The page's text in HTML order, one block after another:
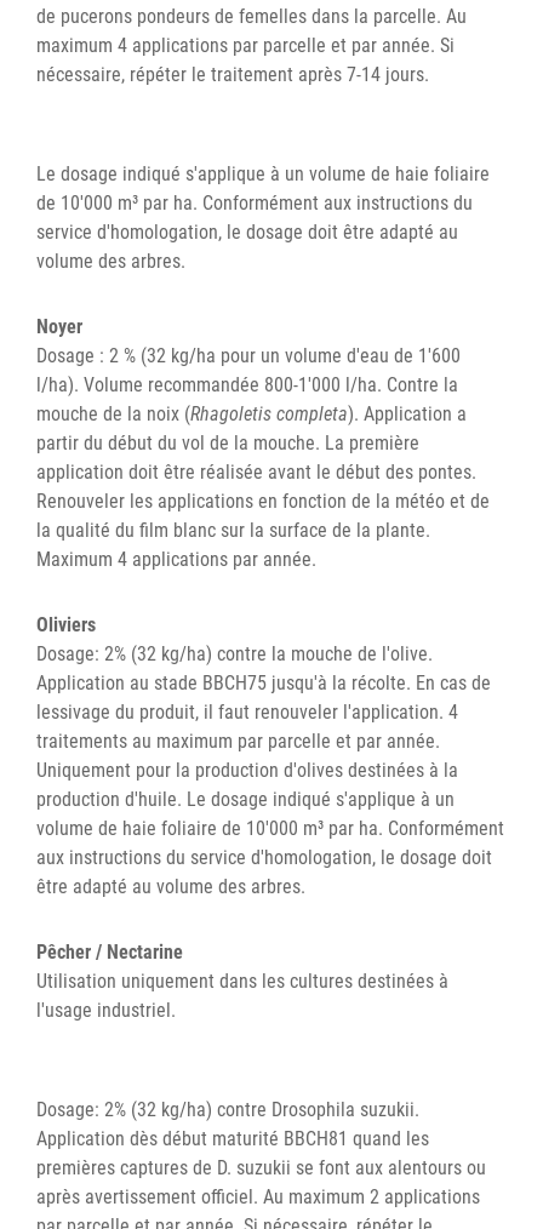
de pucerons pondeurs de femelles dans la parcelle. Au
maximum 4 applications par parcelle et par année. Si
nécessaire, répéter le traitement après 7-14 jours.
Le dosage indiqué s'applique à un volume de haie foliaire
de 10'000 m³ par ha. Conformément aux instructions du
service d'homologation, le dosage doit être adapté au
volume des arbres.
Noyer
Dosage : 2 % (32 kg/ha pour un volume d'eau de 1'600
l/ha). Volume recommandée 800-1'000 l/ha. Contre la
mouche de la noix (Rhagoletis completa). Application a
partir du début du vol de la mouche. La première
application doit être réalisée avant le début des pontes.
Renouveler les applications en fonction de la météo et de
la qualité du film blanc sur la surface de la plante.
Maximum 4 applications par année.
Oliviers
Dosage: 2% (32 kg/ha) contre la mouche de l'olive.
Application au stade BBCH75 jusqu'à la récolte. En cas de
lessivage du produit, il faut renouveler l'application. 4
traitements au maximum par parcelle et par année.
Uniquement pour la production d'olives destinées à la
production d'huile. Le dosage indiqué s'applique à un
volume de haie foliaire de 10'000 m³ par ha. Conformément
aux instructions du service d'homologation, le dosage doit
être adapté au volume des arbres.
Pêcher / Nectarine
Utilisation uniquement dans les cultures destinées à
l'usage industriel.
Dosage: 2% (32 kg/ha) contre Drosophila suzukii.
Application dès début maturité BBCH81 quand les
premières captures de D. suzukii se font aux alentours ou
après avertissement officiel. Au maximum 2 applications